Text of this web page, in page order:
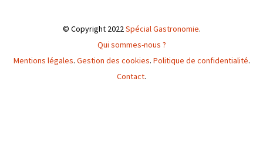
© Copyright 2022Spécial Gastronomie.
Qui sommes-nous ?
Mentions légales. Gestion des cookies. Politique de confidentialité.
Contact.